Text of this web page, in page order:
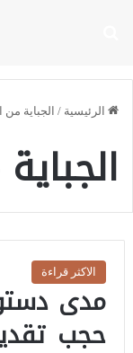
الرئيسية / الجباية
الاكثر قراءة
مدى
حجب